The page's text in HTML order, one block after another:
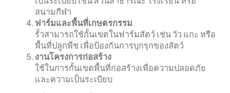
สนามกีฬา
ฟาร์มและพื้นที่เกษตรกรรม
รั้วสามารถใช้กั้นเขตในฟาร์มสัตว์ เช่น วัว แกะ หรือ
พื้นที่ปลูกพืช เพื่อป้องกันการบุกรุกของสัตว์
งานโครงการก่อสร้าง
ใช้ในการกั้นเขตพื้นที่ก่อสร้างเพื่อความปลอดภัย
และความเป็นระเบียบ